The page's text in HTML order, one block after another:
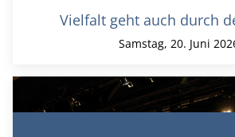
Vielfalt geht auch durch
Samstag, 20. Juni